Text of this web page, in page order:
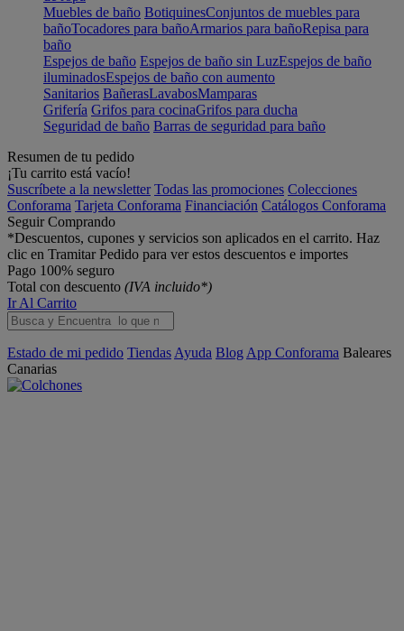
Muebles de baño BotiquinesConjuntos de muebles para
bañoTocadores para bañoArmarios para bañoRepisa para
baño
Espejos de baño Espejos de baño sin LuzEspejos de baño
iluminadosEspejos de baño con aumento
Sanitarios BañerasLavabosMamparas
Grifería Grifos para cocinaGrifos para ducha
Seguridad de baño Barras de seguridad para baño
Resumen de tu pedido
¡Tu carrito está vacío!
Suscríbete a la newsletter Todas las promociones Colecciones
Conforama Tarjeta Conforama Financiación Catálogos Conforama
Seguir Comprando
*Descuentos, cupones y servicios son aplicados en el carrito. Haz
clic en Tramitar Pedido para ver estos descuentos e importes
Pago 100% seguro
Total con descuento (IVA incluido*)
Ir Al Carrito
Estado de mi pedido Tiendas Ayuda Blog App Conforama Baleares
Canarias